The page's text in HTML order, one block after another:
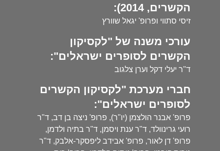
הקשרים, 2014):
זיסי סתווי ופרופ' יגאל שוורץ
עורכי משנה של "לקסיקון
הקשרים לסופרים ישראלים":
ד"ר יעלי דקל וערן צלגוב
חברי מערכת "לקסיקון הקשרים
לסופרים ישראלים":
פרופ' אבנר הולצמן (יו"ר), פרופ' ניצה בן דב, ד"ר
רועי גרינוולד, ד"ר ענת ויסמן, ד"ר בתיה ולדמן,
פרופ' דן לאור, פרופ' אבידב ליפסקר-אלבק, ד"ר